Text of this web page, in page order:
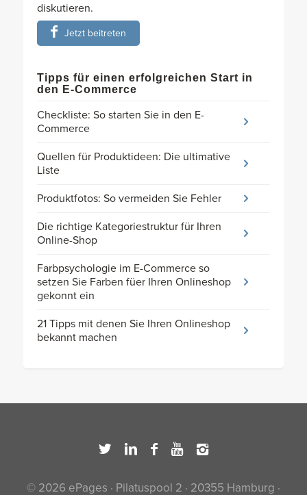
diskutieren.
Jetzt beitreten
Tipps für einen erfolgreichen Start in
den E-Commerce
Checkliste: So starten Sie in den E-
Commerce
Quellen für Produktideen: Die ultimative
Liste
Produktfotos: So vermeiden Sie Fehler
Die richtige Kategoriestruktur für Ihren
Online-Shop
Farbpsychologie im E-Commerce so
setzen Sie Farben füer Ihren Onlineshop
gekonnt ein
21 Tipps mit denen Sie Ihren Onlineshop
bekannt machen
© 2026 ePages · Pilatuspool 2 · 20355 Hamburg ·